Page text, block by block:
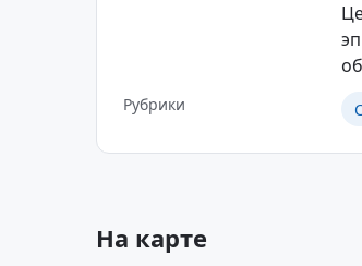
Рубрики
На карте